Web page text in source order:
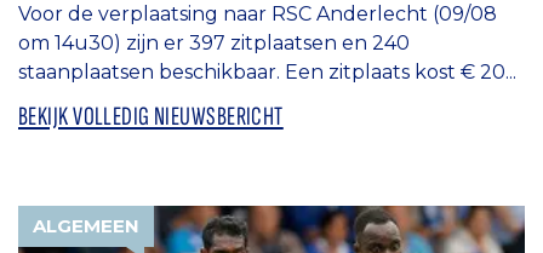
Voor de verplaatsing naar RSC Anderlecht (09/08
om 14u30) zijn er 397 zitplaatsen en 240
staanplaatsen beschikbaar. Een zitplaats kost € 20...
BEKIJK VOLLEDIG NIEUWSBERICHT
ALGEMEEN